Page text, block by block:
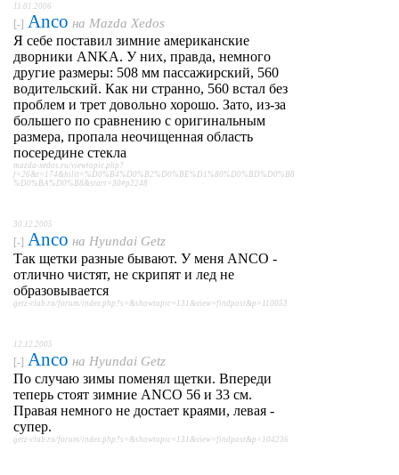
11.01.2006
[-] Anco на Mazda Xedos
Я себе поставил зимние американские
дворники ANKA. У них, правда, немного
другие размеры: 508 мм пассажирский, 560
водительский. Как ни странно, 560 встал без
проблем и трет довольно хорошо. Зато, из-за
большего по сравнению с оригинальным
размера, пропала неочищенная область
посередине стекла
mazda-xedos.ru/viewtopic.php?
f=26&t=174&hilit=%D0%B4%D0%B2%D0%BE%D1%80%D0%BD%D0%B8
%D0%BA%D0%B8&start=30#p2248
30.12.2005
[-] Anco на Hyundai Getz
Так щетки разные бывают. У меня ANCO -
отлично чистят, не скрипят и лед не
образовывается
getz-club.ru/forum/index.php?s=&showtopic=131&view=findpost&p=110053
12.12.2005
[-] Anco на Hyundai Getz
По случаю зимы поменял щетки. Впереди
теперь стоят зимние ANCO 56 и 33 см.
Правая немного не достает краями, левая -
супер.
getz-club.ru/forum/index.php?s=&showtopic=131&view=findpost&p=104236